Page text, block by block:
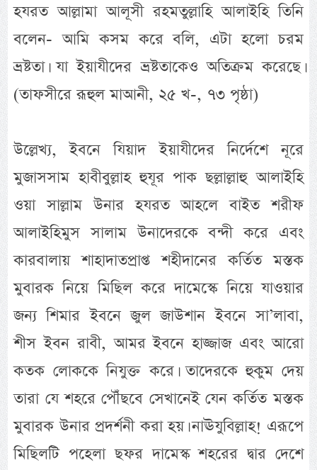
হযরত আল্লামা আলূসী রহমতুল্লাহি আলাইহি তিনি
বলেন- আমি কসম করে বলি, এটা হলো চরম
ভ্রষ্টতা। যা ইয়াযীদের ভ্রষ্টতাকেও অতিক্রম করেছে।
(তাফসীরে রূহুল মাআনী, ২৫ খ-, ৭৩ পৃষ্ঠা)
উল্লেখ্য, ইবনে যিয়াদ ইয়াযীদের নির্দেশে নূরে
মুজাসসাম হাবীবুল্লাহ হুযূর পাক ছল্লাল্লাহু আলাইহি
ওয়া সাল্লাম উনার হযরত আহলে বাইত শরীফ
আলাইহিমুস সালাম উনাদেরকে বন্দী করে এবং
কারবালায় শাহাদাতপ্রাপ্ত শহীদানের কর্তিত মস্তক
মুবারক নিয়ে মিছিল করে দামেস্কে নিয়ে যাওয়ার
জন্য শিমার ইবনে জুল জাউশান ইবনে সা’লাবা,
শীস ইবন রাবী, আমর ইবনে হাজ্জাজ এবং আরো
কতক লোককে নিযুক্ত করে। তাদেরকে হুকুম দেয়
তারা যে শহরে পৌঁছবে সেখানেই যেন কর্তিত মস্তক
মুবারক উনার প্রদর্শনী করা হয়। নাঊযুবিল্লাহ! এরূপে
মিছিলটি পহেলা ছফর দামেস্ক শহরের দ্বার দেশে